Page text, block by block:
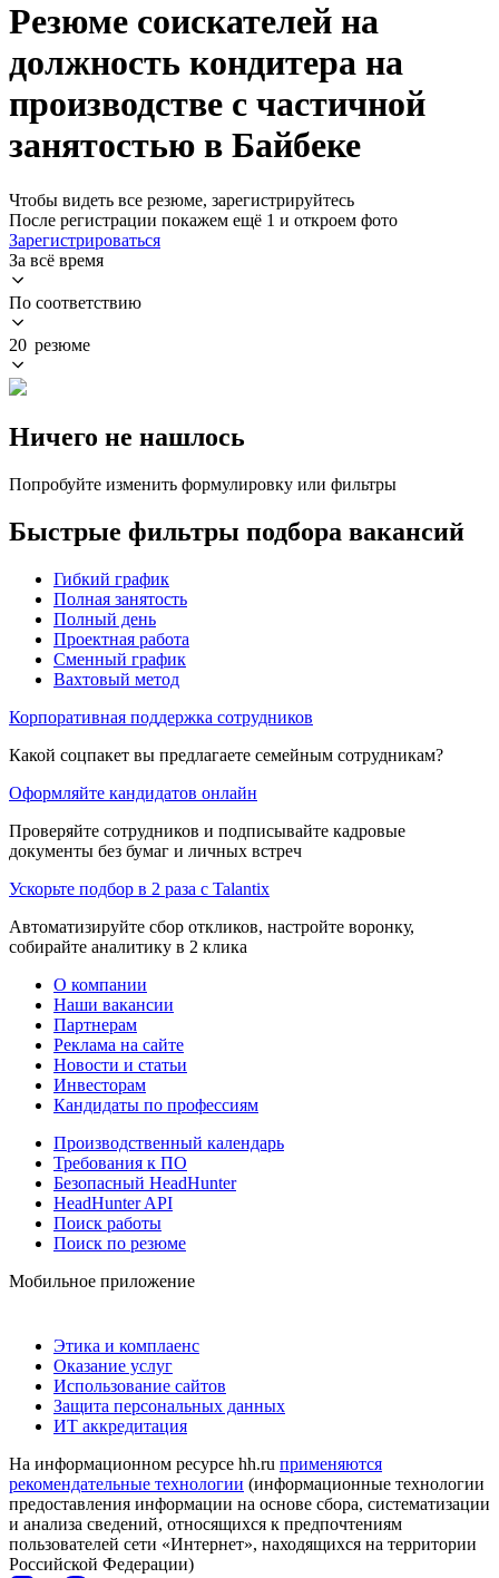
Резюме соискателей на
должность кондитера на
производстве с частичной
занятостью в Байбеке
Чтобы видеть все резюме, зарегистрируйтесь
После регистрации покажем ещё 1 и откроем фото
Зарегистрироваться
За всё время
По соответствию
20 резюме
Ничего не нашлось
Попробуйте изменить формулировку или фильтры
Быстрые фильтры подбора вакансий
Гибкий график
Полная занятость
Полный день
Проектная работа
Сменный график
Вахтовый метод
Корпоративная поддержка сотрудников
Какой соцпакет вы предлагаете семейным сотрудникам?
Оформляйте кандидатов онлайн
Проверяйте сотрудников и подписывайте кадровые
документы без бумаг и личных встреч
Ускорьте подбор в 2 раза с Talantix
Автоматизируйте сбор откликов, настройте воронку,
собирайте аналитику в 2 клика
О компании
Наши вакансии
Партнерам
Реклама на сайте
Новости и статьи
Инвесторам
Кандидаты по профессиям
Производственный календарь
Требования к ПО
Безопасный HeadHunter
HeadHunter API
Поиск работы
Поиск по резюме
Мобильное приложение
Этика и комплаенс
Оказание услуг
Использование сайтов
Защита персональных данных
ИТ аккредитация
На информационном ресурсе hh.ru применяются
рекомендательные технологии (информационные технологии
предоставления информации на основе сбора, систематизации
и анализа сведений, относящихся к предпочтениям
пользователей сети «Интернет», находящихся на территории
Российской Федерации)